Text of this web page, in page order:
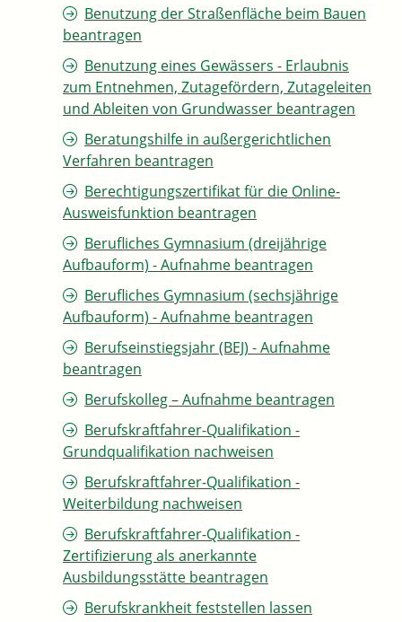
Benutzung der Straßenfläche beim Bauen
beantragen
Benutzung eines Gewässers - Erlaubnis
zum Entnehmen, Zutagefördern, Zutageleiten
und Ableiten von Grundwasser beantragen
Beratungshilfe in außergerichtlichen
Verfahren beantragen
Berechtigungszertifikat für die Online-
Ausweisfunktion beantragen
Berufliches Gymnasium (dreijährige
Aufbauform) - Aufnahme beantragen
Berufliches Gymnasium (sechsjährige
Aufbauform) - Aufnahme beantragen
Berufseinstiegsjahr (BEJ) - Aufnahme
beantragen
Berufskolleg – Aufnahme beantragen
Berufskraftfahrer-Qualifikation -
Grundqualifikation nachweisen
Berufskraftfahrer-Qualifikation -
Weiterbildung nachweisen
Berufskraftfahrer-Qualifikation -
Zertifizierung als anerkannte
Ausbildungsstätte beantragen
Berufskrankheit feststellen lassen